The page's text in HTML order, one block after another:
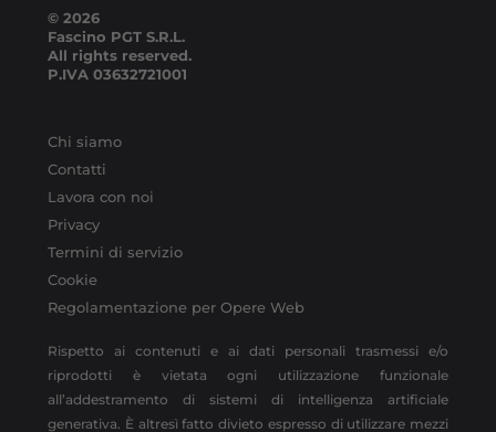
© 2026
Fascino PGT S.R.L.
All rights reserved.
P.IVA 03632721001
Chi siamo
Contatti
Lavora con noi
Privacy
Termini di servizio
Cookie
Regolamentazione per Opere Web
Rispetto ai contenuti e ai dati personali trasmessi e/o
riprodotti è vietata ogni utilizzazione funzionale
all’addestramento di sistemi di intelligenza artificiale
generativa. È altresì fatto divieto espresso di utilizzare mezzi